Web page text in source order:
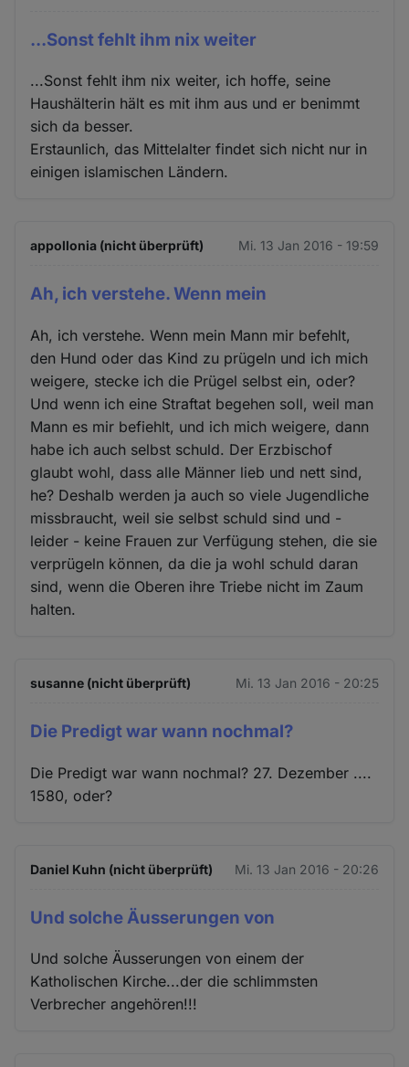
...Sonst fehlt ihm nix weiter
...Sonst fehlt ihm nix weiter, ich hoffe, seine
Haushälterin hält es mit ihm aus und er benimmt
sich da besser.
Erstaunlich, das Mittelalter findet sich nicht nur in
einigen islamischen Ländern.
appollonia (nicht überprüft) Mi. 13 Jan 2016 - 19:59
Ah, ich verstehe. Wenn mein
Ah, ich verstehe. Wenn mein Mann mir befehlt,
den Hund oder das Kind zu prügeln und ich mich
weigere, stecke ich die Prügel selbst ein, oder?
Und wenn ich eine Straftat begehen soll, weil man
Mann es mir befiehlt, und ich mich weigere, dann
habe ich auch selbst schuld. Der Erzbischof
glaubt wohl, dass alle Männer lieb und nett sind,
he? Deshalb werden ja auch so viele Jugendliche
missbraucht, weil sie selbst schuld sind und -
leider - keine Frauen zur Verfügung stehen, die sie
verprügeln können, da die ja wohl schuld daran
sind, wenn die Oberen ihre Triebe nicht im Zaum
halten.
susanne (nicht überprüft) Mi. 13 Jan 2016 - 20:25
Die Predigt war wann nochmal?
Die Predigt war wann nochmal? 27. Dezember ....
1580, oder?
Daniel Kuhn (nicht überprüft) Mi. 13 Jan 2016 - 20:26
Und solche Äusserungen von
Und solche Äusserungen von einem der
Katholischen Kirche...der die schlimmsten
Verbrecher angehören!!!